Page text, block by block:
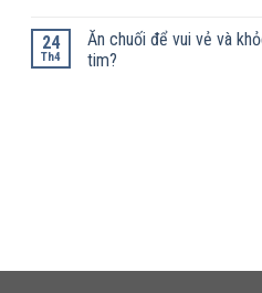
24
Th4
Ăn chuối để vui vẻ và
tim?